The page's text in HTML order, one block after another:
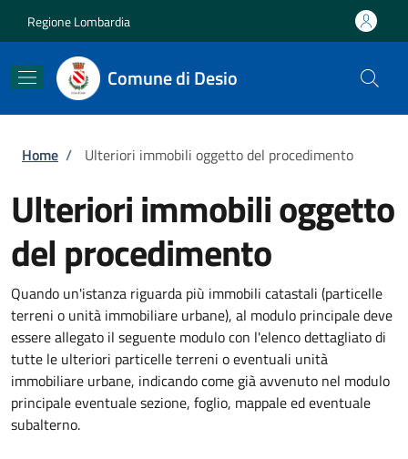
Regione Lombardia
Comune di Desio
Briciole di pane
Home / Ulteriori immobili oggetto del procedimento
Ulteriori immobili oggetto
del procedimento
Quando un'istanza riguarda più immobili catastali (particelle
terreni o unità immobiliare urbane), al modulo principale deve
essere allegato il seguente modulo con l'elenco dettagliato di
tutte le ulteriori particelle terreni o eventuali unità
immobiliare urbane, indicando come già avvenuto nel modulo
principale eventuale sezione, foglio, mappale ed eventuale
subalterno.